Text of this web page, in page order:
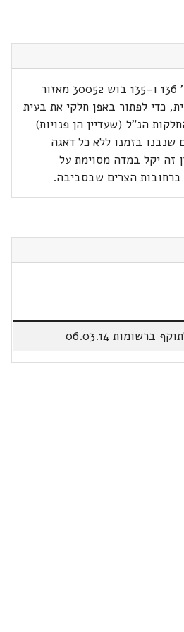
הפיכת שטח החלקות מס' 136 ו-135 בוש 30052 מאזור
כדי לפתור באפן חלקי את בעית
הנ"ל (שעדיין הן פנויות)
שנבנו בזמנו ללא כל דאגה
זה יקל במדה מסוימת על
ברחובות הצרים שבסביבה.
ברשומות 06.03.14